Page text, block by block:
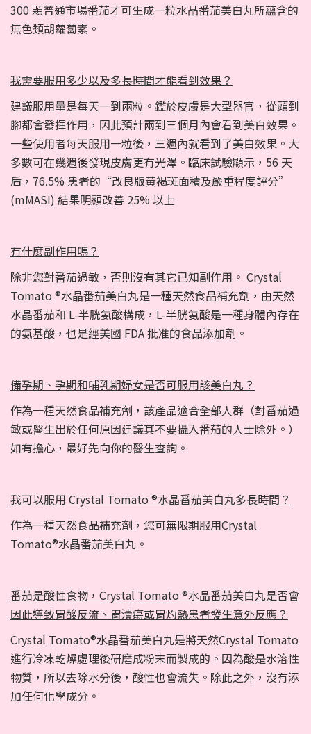
300 顆普通市場番茄才可生成一粒水晶番茄美白丸所蘊含的
無色類胡蘿蔔素。
我需要服用多少以及多長時間才能看到效果？
建議服用量是每天一到兩粒。鑑於皮膚是大型器官，從頭到
腳都會發揮作用，因此預計兩到三個月內會看到美白效果。
一些使用者每天服用一粒後，三週內就看到了美白效果。大
多數可在幾週後發現皮膚更有光澤。臨床試驗顯示，56 天
后，76.5% 患者的“改良版黃褐斑面積及嚴重程度評分”
(mMASI) 結果明顯改善 25% 以上
有什麼副作用嗎？
除非您對番茄過敏，否則沒有其它已知副作用。 Crystal
Tomato ®水晶番茄美白丸是一種天然食品補充劑，由天然
水晶番茄和 L-半胱氨酸構成，L-半胱氨酸是一種身體內存在
的氨基酸，也是經美國 FDA 批准的食品添加劑。
備孕期、孕期和哺乳期婦女是否可服用該美白丸？
作為一種天然食品補充劑，該產品適合全部人群（對番茄過
敏或醫生出於任何原因建議其不要攝入番茄的人士除外。）
如有擔心，最好先向你的醫生查詢。
我可以服用 Crystal Tomato ®水晶番茄美白丸多長時間？
作為一種天然食品補充劑，您可無限期服用Crystal
Tomato®水晶番茄美白丸。
番茄是酸性食物，Crystal Tomato ®水晶番茄美白丸是否會
因此導致胃酸反流、胃潰瘍或胃灼熱患者發生意外反應？
Crystal Tomato®水晶番茄美白丸是將天然Crystal Tomato
進行冷凍乾燥處理後研磨成粉末而製成的。因為酸是水溶性
物質，所以去除水分後，酸性也會流失。除此之外，沒有添
加任何化學成分。